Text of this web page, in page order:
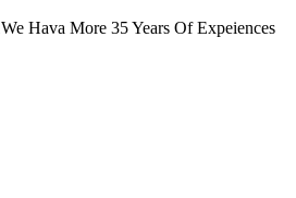
We Hava More 35 Years Of Expeiences